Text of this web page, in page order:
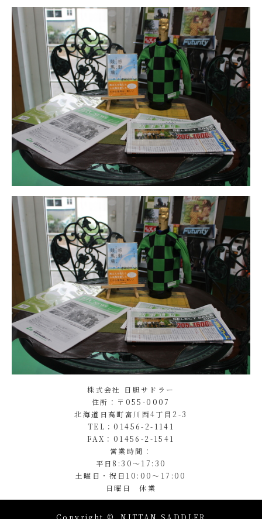
株式会社 日胆サドラー
住所：〒055-0007
北海道日高町富川西4丁目2-3
TEL：01456-2-1141
FAX：01456-2-1541
営業時間：
平日8:30～17:30
土曜日・祝日10:00～17:00
日曜日 休業